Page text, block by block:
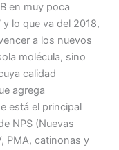
en muy poca
lo que va del 2018,
a los nuevos
molécula, sino
calidad
agrega
está el principal
NPS (Nuevas
PMA, catinonas y